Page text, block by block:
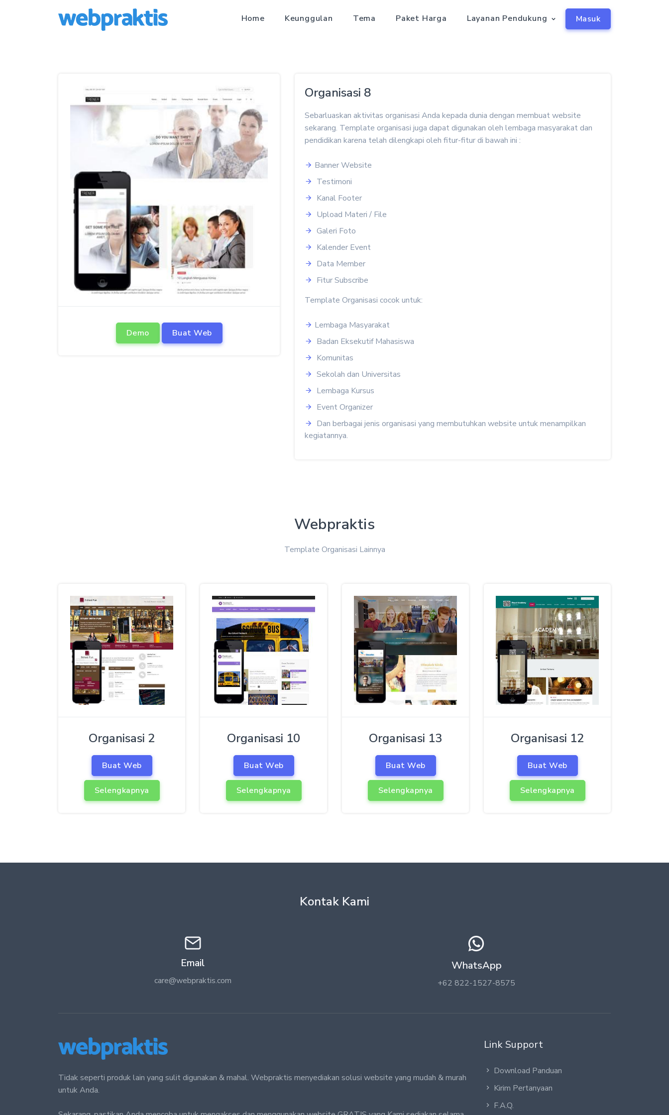
Masuk
Home Keunggulan Tema Paket Harga Layanan Pendukung
Demo Buat Web
Organisasi 8
Sebarluaskan aktivitas organisasi Anda kepada dunia dengan membuat website
sekarang. Template organisasi juga dapat digunakan oleh lembaga masyarakat dan
pendidikan karena telah dilengkapi oleh fitur-fitur di bawah ini :
Banner Website
Testimoni
Kanal Footer
Upload Materi / File
Galeri Foto
Kalender Event
Data Member
Fitur Subscribe
Template Organisasi cocok untuk:
Lembaga Masyarakat
Badan Eksekutif Mahasiswa
Komunitas
Sekolah dan Universitas
Lembaga Kursus
Event Organizer
Dan berbagai jenis organisasi yang membutuhkan website untuk menampilkan
kegiatannya.
Webpraktis
Template Organisasi Lainnya
Organisasi 2
Buat Web
Selengkapnya
Organisasi 10
Buat Web
Selengkapnya
Organisasi 13
Buat Web
Selengkapnya
Organisasi 12
Buat Web
Selengkapnya
Kontak Kami
Email
care@webpraktis.com
WhatsApp
+62 822-1527-8575
Tidak seperti produk lain yang sulit digunakan & mahal. Webpraktis menyediakan solusi website yang mudah & murah
untuk Anda.
Link Support
Download Panduan
Kirim Pertanyaan
F.A.Q.